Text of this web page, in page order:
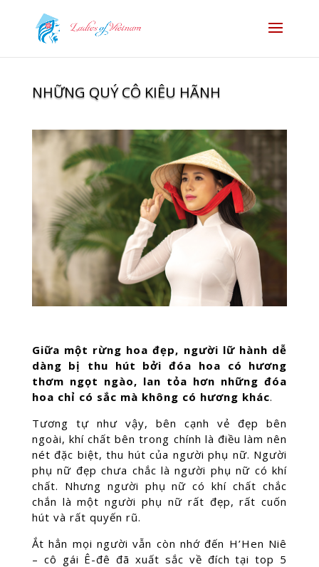
NHỮNG QUÝ CÔ KIÊU HÃNH
Giữa một rừng hoa đẹp, người lữ hành dễ
dàng bị thu hút bởi đóa hoa có hương
thơm ngọt ngào, lan tỏa hơn những đóa
hoa chỉ có sắc mà không có hương khác.
Tương tự như vậy, bên cạnh vẻ đẹp bên
ngoài, khí chất bên trong chính là điều làm nên
nét đặc biệt, thu hút của người phụ nữ. Người
phụ nữ đẹp chưa chắc là người phụ nữ có khí
chất. Nhưng người phụ nữ có khí chất chắc
chắn là một người phụ nữ rất đẹp, rất cuốn
hút và rất quyến rũ.
Ắt hẳn mọi người vẫn còn nhớ đến H’Hen Niê
– cô gái Ê-đê đã xuất sắc về đích tại top 5